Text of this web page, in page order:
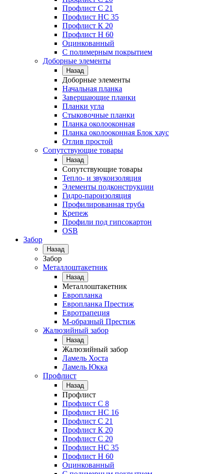
Профлист C 21
Профлист НС 35
Профлист К 20
Профлист Н 60
Оцинкованный
С полимерным покрытием
Доборные элементы
Назад
Доборные элементы
Начальная планка
Завершающие планки
Планки угла
Стыковочные планки
Планка околооконная
Планка околооконная Блок хаус
Отлив простой
Сопутствующие товары
Назад
Сопутствующие товары
Тепло- и звукоизоляция
Элементы подконструкции
Гидро-пароизоляция
Профилированная труба
Крепеж
Профили под гипсокартон
OSB
Забор
Назад
Забор
Металлоштакетник
Назад
Металлоштакетник
Европланка
Европланка Престиж
Евротрапеция
М-образный Престиж
Жалюзийный забор
Назад
Жалюзийный забор
Ламель Хоста
Ламель Юкка
Профлист
Назад
Профлист
Профлист С 8
Профлист НС 16
Профлист C 21
Профлист К 20
Профлист С 20
Профлист НС 35
Профлист Н 60
Оцинкованный